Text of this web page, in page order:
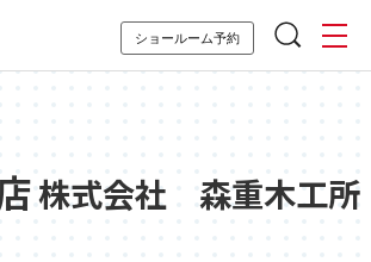
ショールーム予約
株式会社 森重木工所